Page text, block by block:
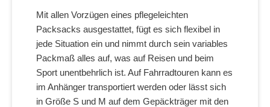
Mit allen Vorzügen eines pflegeleichten
Packsacks ausgestattet, fügt es sich flexibel in
jede Situation ein und nimmt durch sein variables
Packmaß alles auf, was auf Reisen und beim
Sport unentbehrlich ist. Auf Fahrradtouren kann es
im Anhänger transportiert werden oder lässt sich
in Größe S und M auf dem Gepäckträger mit den